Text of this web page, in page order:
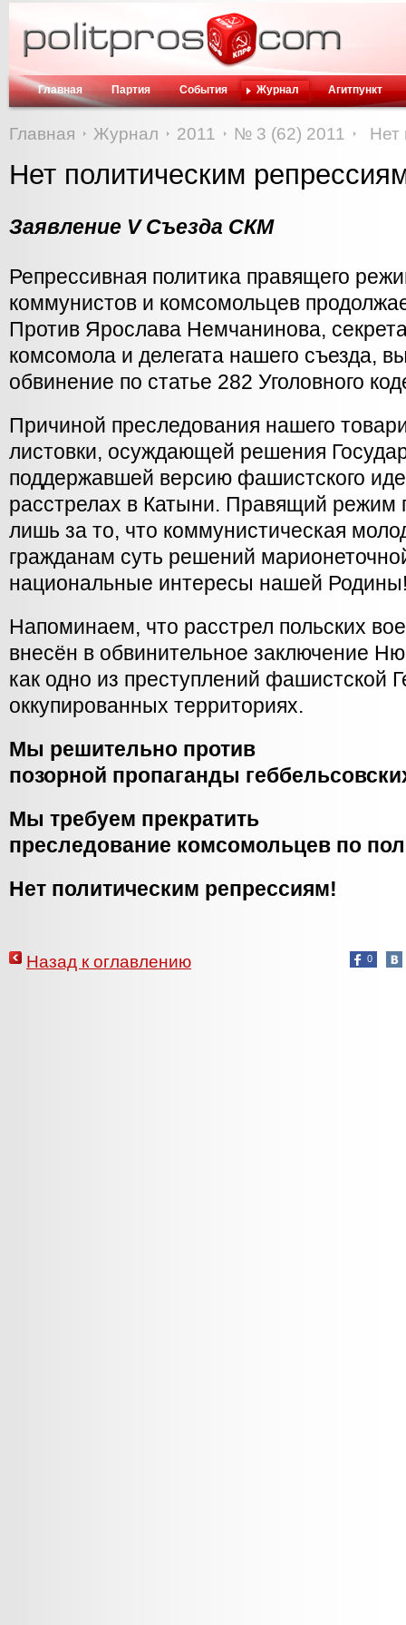
Главная Партия События Журнал Агитпункт
Главная Журнал 2011 № 3 (62) 2011 Нет
Нет политическим
Заявление V Съезда СКМ
Репрессивная политика правящего
коммунистов и комсомольцев
Против Ярослава Немчанинова,
комсомола и делегата нашего съезда,
обвинение по статье 282 Уголовного
Причиной преследования нашего
листовки, осуждающей решения
поддержавшей версию фашистского
расстрелах в Катыни. Правящий режим
лишь за то, что коммунистическая
гражданам суть решений
национальные интересы нашей
Напоминаем, что расстрел польских
внесён в обвинительное заключение
как одно из преступлений фашистской
оккупированных территориях.
Мы решительно против
позорной пропаганды
Мы требуем прекратить
преследование комсомольцев по
Нет политическим репрессиям!
0
Назад к оглавлению